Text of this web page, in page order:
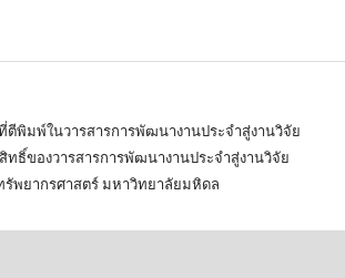
พิมพ์ในวารสารการพัฒนางานประจำสู่งานวิจัย
สิทธิ์ของวารสารการพัฒนางานประจำสู่งานวิจัย
พยากรศาสตร์ มหาวิทยาลัยมหิดล